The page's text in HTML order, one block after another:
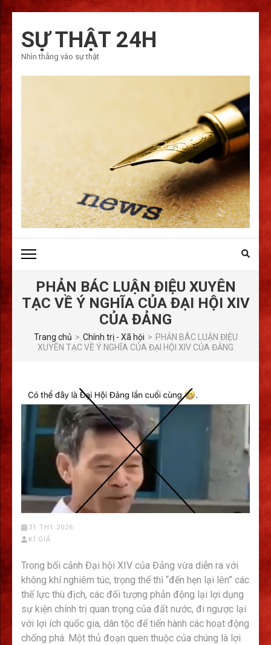
qua
tới
nội
SỰ THẬT 24H
Nhìn thẳng vào sự thật
PHẢN BÁC LUẬN ĐIỆU XUYÊN
TẠC VỀ Ý NGHĨA CỦA ĐẠI HỘI XIV
CỦA ĐẢNG
Trang chủ > Chính trị - Xã hội > PHẢN BÁC LUẬN ĐIỆU
XUYÊN TẠC VỀ Ý NGHĨA CỦA ĐẠI HỘI XIV CỦA ĐẢNG
31 TH1 2026
KÍ GIẢ
Trong bối cảnh Đại hội XIV của Đảng vừa diễn ra với
không khí nghiêm túc, trọng thể thì “đến hẹn lại lên” các
thế lực thù địch, các đối tượng phản động lại lợi dụng
sự kiện chính trị quan trọng của đất nước, đi ngược lại
với lợi ích quốc gia, dân tộc để tiến hành các hoạt động
chống phá. Một thủ đoạn quen thuộc của chúng là lợi